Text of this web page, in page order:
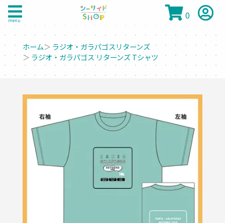
menu 0
ホーム＞ ラジオ・ガラパゴスリターンズ
＞ ラジオ・ガラパゴス リターンズ Tシャツ